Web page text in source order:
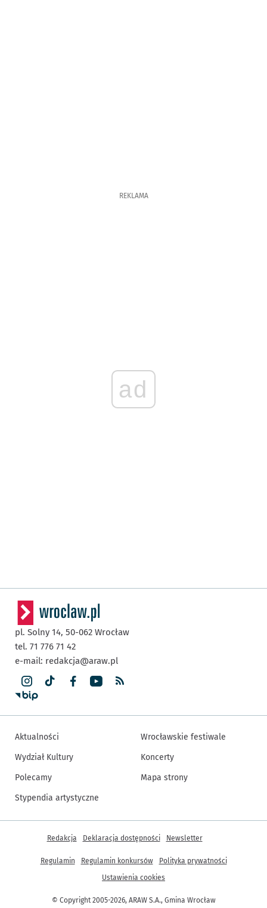
REKLAMA
ad
pl. Solny 14, 50-062 Wrocław
tel. 71 776 71 42
e-mail: redakcja@araw.pl
Aktualności
Wydział Kultury
Polecamy
Stypendia artystyczne
Wrocławskie festiwale
Koncerty
Mapa strony
© Copyright 2005-2026, ARAW S.A., Gmina Wrocław
Inne informacje
Redakcja Deklaracja dostępności Newsletter
Regulamin Regulamin konkursów
Polityka prywatności
Ustawienia cookies